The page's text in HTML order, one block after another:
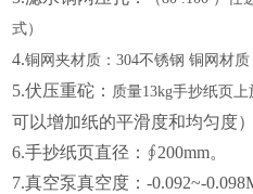
式）
4.铜网夹材质：304不锈钢 铜网材
5.伏压重砣 ： 质量13kg手抄纸页上
可以增加纸的平滑度和均匀度）
6.手抄纸页直径：∮200mm。
7.真空泵真空度：-0.092~-